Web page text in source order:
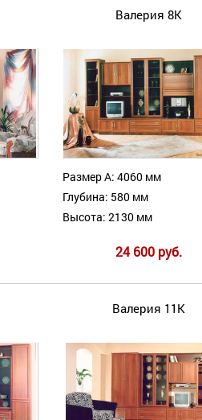
Валерия 8К
Размер А: 4060 мм
Глубина: 580 мм
Высота: 2130 мм
24 600 руб.
Валерия 11К